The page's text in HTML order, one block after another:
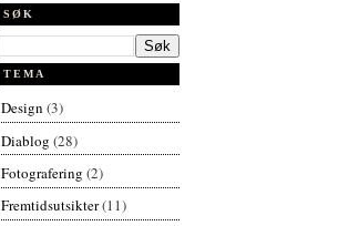
SØK
TEMA
Design (3)
Diablog (28)
Fotografering (2)
Fremtidsutsikter(11)